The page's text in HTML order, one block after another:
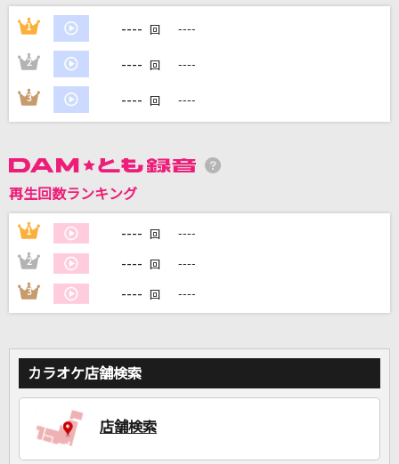
コイスルオトメ
もっと見る
DAMの新曲・ランキングなど
カラオケ最新情報をチェック！
DAMに会員登録・ログインして
家族や友達と一緒に！練習にも！
1 ---- 回 ----
2 ---- 回 ----
3 ---- 回 ----
再生回数ランキング
1 ---- 回 ----
2 ---- 回 ----
3 ---- 回 ----
カラオケ店舗検索
店舗検索